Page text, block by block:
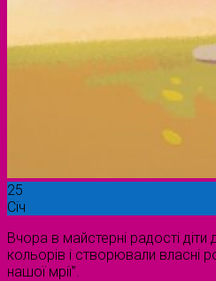
25
Січ
Вчора в майстерні радості
кольорів і створювали власні
нашої мрії”.